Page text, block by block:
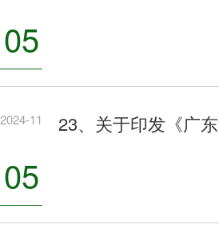
05
2024-11
05
23、关于印发《广